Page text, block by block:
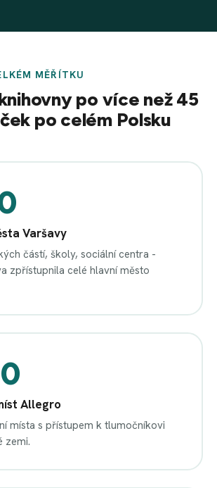
MĚŘÍTKU
po více než 45
po celém Polsku
Varšavy
částí, školy, sociální centra -
zpřístupnila celé hlavní město
Allegro
místa s přístupem k tlumočníkovi
zemi.